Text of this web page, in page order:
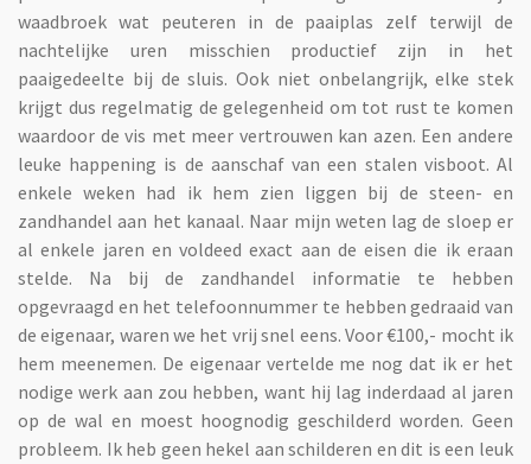
waadbroek wat peuteren in de paaiplas zelf terwijl de
nachtelijke uren misschien productief zijn in het
paaigedeelte bij de sluis. Ook niet onbelangrijk, elke stek
krijgt dus regelmatig de gelegenheid om tot rust te komen
waardoor de vis met meer vertrouwen kan azen. Een andere
leuke happening is de aanschaf van een stalen visboot. Al
enkele weken had ik hem zien liggen bij de steen- en
zandhandel aan het kanaal. Naar mijn weten lag de sloep er
al enkele jaren en voldeed exact aan de eisen die ik eraan
stelde. Na bij de zandhandel informatie te hebben
opgevraagd en het telefoonnummer te hebben gedraaid van
de eigenaar, waren we het vrij snel eens. Voor €100,- mocht ik
hem meenemen. De eigenaar vertelde me nog dat ik er het
nodige werk aan zou hebben, want hij lag inderdaad al jaren
op de wal en moest hoognodig geschilderd worden. Geen
probleem. Ik heb geen hekel aan schilderen en dit is een leuk